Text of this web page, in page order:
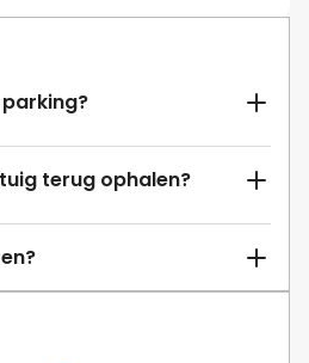
terug ophalen?